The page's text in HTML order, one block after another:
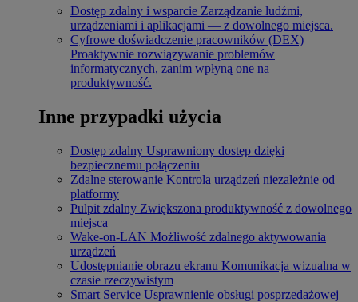
Dostęp zdalny i wsparcie Zarządzanie ludźmi,
urządzeniami i aplikacjami — z dowolnego miejsca.
Cyfrowe doświadczenie pracowników (DEX)
Proaktywnie rozwiązywanie problemów
informatycznych, zanim wpłyną one na
produktywność.
Inne przypadki użycia
Dostęp zdalny Usprawniony dostęp dzięki
bezpiecznemu połączeniu
Zdalne sterowanie Kontrola urządzeń niezależnie od
platformy
Pulpit zdalny Zwiększona produktywność z dowolnego
miejsca
Wake-on-LAN Możliwość zdalnego aktywowania
urządzeń
Udostępnianie obrazu ekranu Komunikacja wizualna w
czasie rzeczywistym
Smart Service Usprawnienie obsługi posprzedażowej